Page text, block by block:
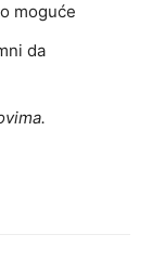
moguće
da